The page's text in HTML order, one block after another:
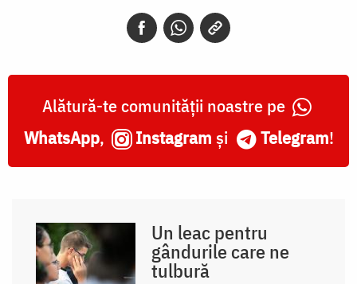
Alătură-te comunității noastre pe
WhatsApp, Instagram și Telegram!
Un leac pentru
gândurile care ne
tulbură